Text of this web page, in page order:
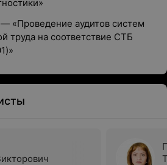
— «Проведение аудитов систем
труда на соответствие СТБ